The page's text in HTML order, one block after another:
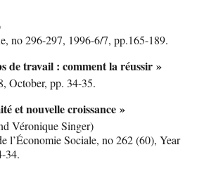
no 296-297, 1996-6/7, pp.165-189.
de travail : comment la réussir »
October, pp. 34-35.
et nouvelle croissance »
Véronique Singer)
l’Économie Sociale, no 262 (60), Year
34.